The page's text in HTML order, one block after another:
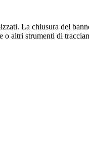
La chiusura del
o altri strumenti di